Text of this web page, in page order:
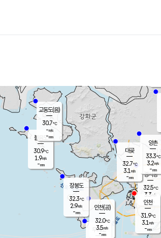
무의도
볼음도
30.9℃
1.9m/s
-mm
장봉도
32.3℃
2.9m/s
-mm
경서동
32.5℃
3.3 m/s
-mm
대곶
32.7℃
3.1 m/s
-mm
양촌
33.3℃
3.2m/s
-mm
인천(공)
32.0℃
3.5m/s
-mm
교동도(음)
30.7℃
-m/s
-mm
인천
31.9℃
3.1 m/s
-mm